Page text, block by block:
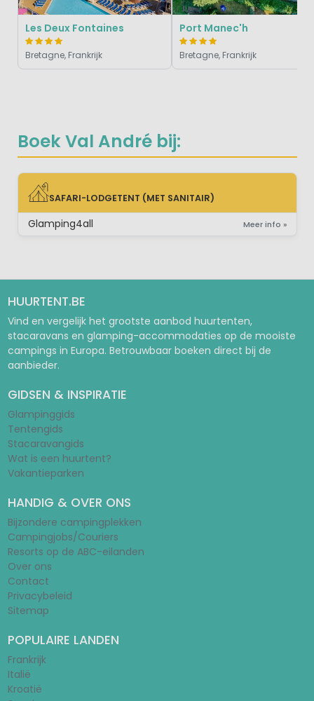
Boek Val André bij:
SAFARI-LODGETENT (MET SANITAIR)
SAFARI-LODGETENT (MET SANITAIR)
Glamping4all Meer info »
Les Deux Fontaines
Bretagne, Frankrijk
Port Manec'h
Bretagne, Frankrijk
HUURTENT.BE
Vind en vergelijk het grootste aanbod huurtenten,
stacaravans en glamping-accommodaties op de mooiste
campings in Europa. Betrouwbaar boeken direct bij de
aanbieder.
GIDSEN & INSPIRATIE
Glampinggids
Tentengids
Stacaravangids
Wat is een huurtent?
Vakantieparken
HANDIG & OVER ONS
Bijzondere campingplekken
Campingjobs/Couriers
Resorts op de ABC-eilanden
Over ons
Contact
Privacybeleid
Sitemap
POPULAIRE LANDEN
Frankrijk
Italië
Kroatië